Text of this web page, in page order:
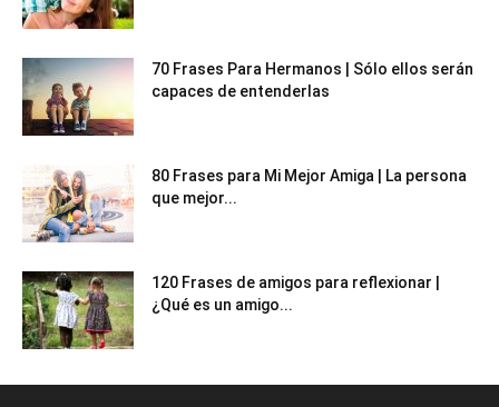
70 Frases Para Hermanos | Sólo ellos serán
capaces de entenderlas
80 Frases para Mi Mejor Amiga | La persona
que mejor...
120 Frases de amigos para reflexionar |
¿Qué es un amigo...